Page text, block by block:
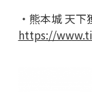
・熊本城 天下
https://